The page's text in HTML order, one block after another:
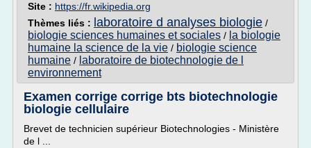
Site : https://fr.wikipedia.org
Thèmes liés : laboratoire d analyses biologie /
biologie sciences humaines et sociales / la biologie
humaine la science de la vie / biologie science
humaine / laboratoire de biotechnologie de l
environnement
Examen corrige corrige bts biotechnologie
biologie cellulaire
Brevet de technicien supérieur Biotechnologies - Ministère
de l ...